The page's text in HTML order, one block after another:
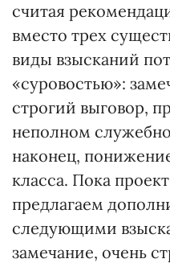
считая
вместо трех
виды взысканий
«суровостью»:
строгий выговор,
неполном
наконец,
класса. Пока
предлагаем
следующими
замечание, очень